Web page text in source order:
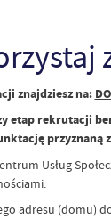
znajdziesz na:
etap rekrutacji
Usług
adresu (domu)